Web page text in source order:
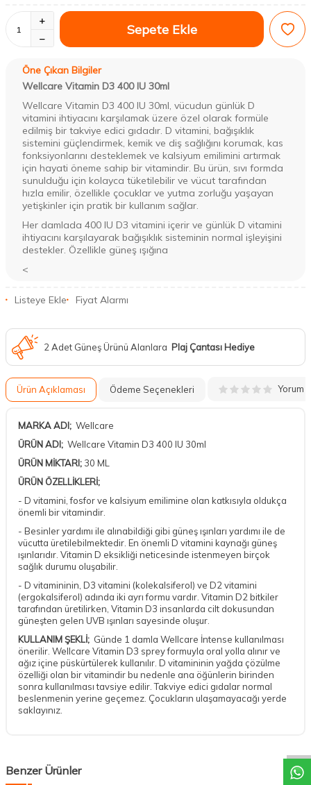
Sepete Ekle
Öne Çıkan Bilgiler
Wellcare Vitamin D3 400 IU 30ml
Wellcare Vitamin D3 400 IU 30ml, vücudun günlük D
vitamini ihtiyacını karşılamak üzere özel olarak formüle
edilmiş bir takviye edici gıdadır. D vitamini, bağışıklık
sistemini güçlendirmek, kemik ve diş sağlığını korumak, kas
fonksiyonlarını desteklemek ve kalsiyum emilimini artırmak
için hayati öneme sahip bir vitamindir. Bu ürün, sıvı formda
sunulduğu için kolayca tüketilebilir ve vücut tarafından
hızla emilir, özellikle çocuklar ve yutma zorluğu yaşayan
yetişkinler için pratik bir kullanım sağlar.
Her damlada 400 IU D3 vitamini içerir ve günlük D vitamini
ihtiyacını karşılayarak bağışıklık sisteminin normal işleyişini
destekler. Özellikle güneş ışığına
<
Listeye Ekle Fiyat Alarmı
2 Adet Güneş Ürünü Alanlara Plaj Çantası Hediye
Ürün Açıklaması Ödeme Seçenekleri Yorum
MARKA ADI; Wellcare
ÜRÜN ADI; Wellcare Vitamin D3 400 IU 30ml
ÜRÜN MİKTARI; 30 ML
ÜRÜN ÖZELLİKLERİ;
- D vitamini, fosfor ve kalsiyum emilimine olan katkısıyla oldukça
önemli bir vitamindir.
- Besinler yardımı ile alınabildiği gibi güneş ışınları yardımı ile de
vücutta üretilebilmektedir. En önemli D vitamini kaynağı güneş
ışınlarıdır. Vitamin D eksikliği neticesinde istenmeyen birçok
sağlık durumu oluşabilir.
- D vitamininin, D3 vitamini (kolekalsiferol) ve D2 vitamini
(ergokalsiferol) adında iki ayrı formu vardır. Vitamin D2 bitkiler
tarafından üretilirken, Vitamin D3 insanlarda cilt dokusundan
güneşten gelen UVB ışınları sayesinde oluşur.
KULLANIM ŞEKLİ; Günde 1 damla Wellcare İntense kullanılması
önerilir. Wellcare Vitamin D3 sprey formuyla oral yolla alınır ve
ağız içine püskürtülerek kullanılır. D vitamininin yağda çözülme
özelliği olan bir vitamindir bu nedenle ana öğünlerin birinden
sonra kullanılması tavsiye edilir. Takviye edici gıdalar normal
beslenmenin yerine geçemez. Çocukların ulaşamayacağı yerde
saklayınız.
Benzer Ürünler